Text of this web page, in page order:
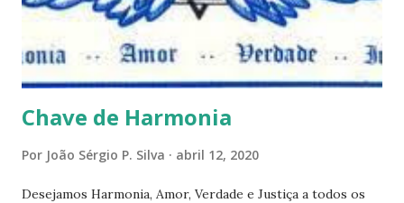
reflexões do que formulações prontas, pois as perguntas
parecem contribuir mais para o aprendizado do que as
afirmações. Quem de nós pode de fato afirmar alguma coi...
Chave de Harmonia
Por João Sérgio P. Silva abril 12, 2020
Desejamos Harmonia, Amor, Verdade e Justiça a todos os